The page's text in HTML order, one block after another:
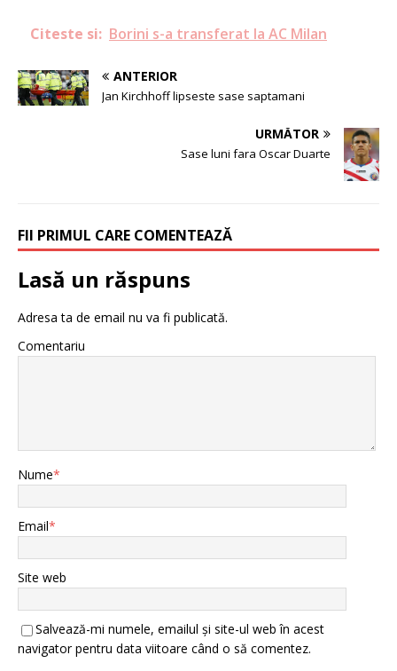
Citeste si: Borini s-a transferat la AC Milan
ANTERIOR
Jan Kirchhoff lipseste sase saptamani
URMĂTOR
Sase luni fara Oscar Duarte
FII PRIMUL CARE COMENTEAZĂ
Lasă un răspuns
Adresa ta de email nu va fi publicată.
Comentariu
Nume*
Email*
Site web
Salvează-mi numele, emailul și site-ul web în acest
navigator pentru data viitoare când o să comentez.